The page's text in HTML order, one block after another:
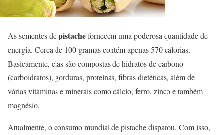
As sementes depistachefornecem uma poderosa quantidade de
energia. Cerca de 100 gramas contém apenas 570 calorias.
Basicamente, elas são compostas de hidratos de carbono
(carboidratos), gorduras, proteínas, fibras dietéticas, além de
várias vitaminas e minerais como cálcio, ferro, zinco e também
magnésio.
Atualmente, o consumo mundial de pistache disparou. Com isso,